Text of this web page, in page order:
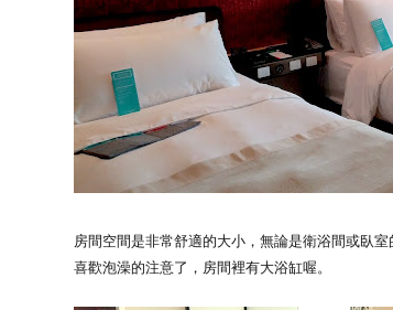
房間空間是非常舒適的大小，無論是衛浴間或臥室
喜歡泡澡的注意了，房間裡有大浴缸喔。